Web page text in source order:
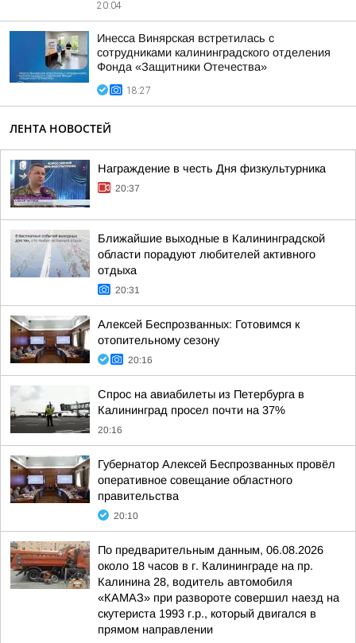
20:04
Инесса Винярская встретилась с
сотрудниками калининградского отделения
Фонда «Защитники Отечества»
18:27
ЛЕНТА НОВОСТЕЙ
Награждение в честь Дня физкультурника
20:37
Ближайшие выходные в Калининградской
области порадуют любителей активного
отдыха
20:31
Алексей Беспрозванных: Готовимся к
отопительному сезону
20:16
Спрос на авиабилеты из Петербурга в
Калининград просел почти на 37%
20:16
Губернатор Алексей Беспрозванных провёл
оперативное совещание областного
правительства
20:10
По предварительным данным, 06.08.2026
около 18 часов в г. Калининграде на пр.
Калинина 28, водитель автомобиля
«КАМАЗ» при развороте совершил наезд на
скутериста 1993 г.р., который двигался в
прямом направлении